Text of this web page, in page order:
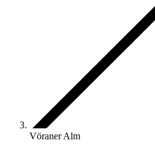
Vöraner Alm